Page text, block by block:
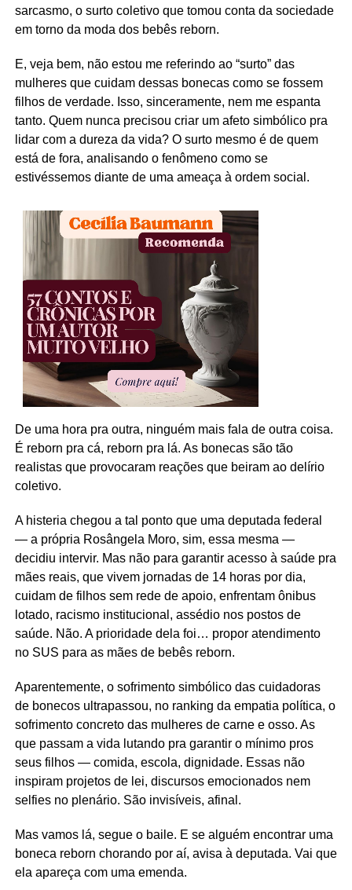
sarcasmo, o surto coletivo que tomou conta da sociedade
em torno da moda dos bebês reborn.
E, veja bem, não estou me referindo ao “surto” das
mulheres que cuidam dessas bonecas como se fossem
filhos de verdade. Isso, sinceramente, nem me espanta
tanto. Quem nunca precisou criar um afeto simbólico pra
lidar com a dureza da vida? O surto mesmo é de quem
está de fora, analisando o fenômeno como se
estivéssemos diante de uma ameaça à ordem social.
De uma hora pra outra, ninguém mais fala de outra coisa.
É reborn pra cá, reborn pra lá. As bonecas são tão
realistas que provocaram reações que beiram ao delírio
coletivo.
A histeria chegou a tal ponto que uma deputada federal
— a própria Rosângela Moro, sim, essa mesma —
decidiu intervir. Mas não para garantir acesso à saúde pra
mães reais, que vivem jornadas de 14 horas por dia,
cuidam de filhos sem rede de apoio, enfrentam ônibus
lotado, racismo institucional, assédio nos postos de
saúde. Não. A prioridade dela foi… propor atendimento
no SUS para as mães de bebês reborn.
Aparentemente, o sofrimento simbólico das cuidadoras
de bonecos ultrapassou, no ranking da empatia política, o
sofrimento concreto das mulheres de carne e osso. As
que passam a vida lutando pra garantir o mínimo pros
seus filhos — comida, escola, dignidade. Essas não
inspiram projetos de lei, discursos emocionados nem
selfies no plenário. São invisíveis, afinal.
Mas vamos lá, segue o baile. E se alguém encontrar uma
boneca reborn chorando por aí, avisa à deputada. Vai que
ela apareça com uma emenda.